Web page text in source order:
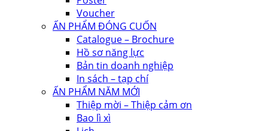
Voucher
ẤN PHẨM ĐÓNG CUỐN
Catalogue – Brochure
Hồ sơ năng lực
Bản tin doanh nghiệp
In sách – tạp chí
ẤN PHẨM NĂM MỚI
Thiệp mời – Thiệp cảm ơn
Bao lì xì